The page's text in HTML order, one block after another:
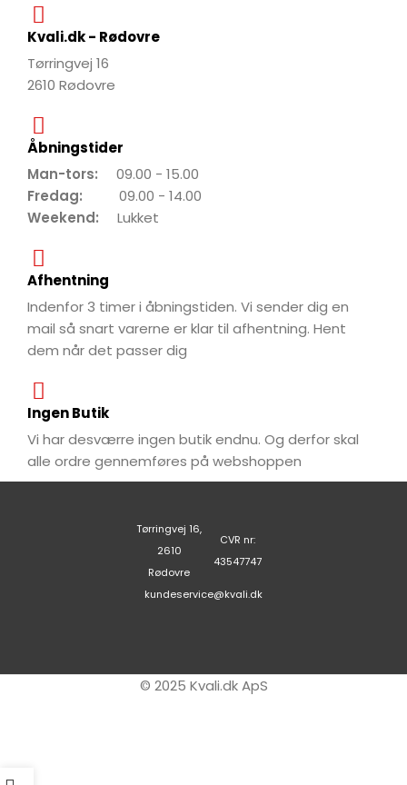
Kvali.dk - Rødovre
Tørringvej 16
2610 Rødovre
Åbningstider
Man-tors: 09.00 - 15.00
Fredag: 09.00 - 14.00
Weekend: Lukket
Afhentning
Indenfor 3 timer i åbningstiden. Vi sender dig en
mail så snart varerne er klar til afhentning. Hent
dem når det passer dig
Ingen Butik
Vi har desværre ingen butik endnu. Og derfor skal
alle ordre gennemføres på webshoppen
Tørringvej 16,
2610
Rødovre
CVR nr:
43547747
kundeservice@kvali.dk
© 2025 Kvali.dk ApS